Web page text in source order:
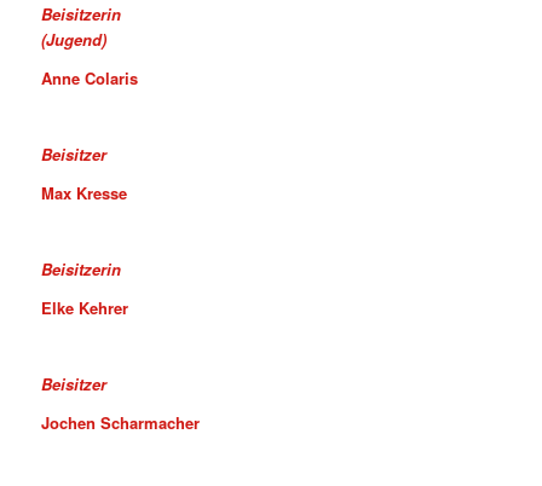
Beisitzerin
(Jugend)
Anne Colaris
Beisitzer
Max Kresse
Beisitzerin
Elke Kehrer
Beisitzer
Jochen Scharmacher